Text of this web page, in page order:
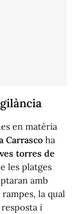
en matèria
Carrasco ha
torres de
les platges
amb
la qual
i